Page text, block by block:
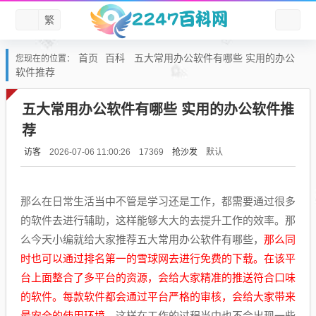
繁
您现在的位置： 首页 百科
五大常用办公软件有哪些 实用的办公
软件推荐
五大常用办公软件有哪些 实用的办公软件推
荐
访客 2026-07-06 11:00:26 17369 抢沙发 默认
那么在日常生活当中不管是学习还是工作，都需要通过很多
的软件去进行辅助，这样能够大大的去提升工作的效率。那
么今天小编就给大家推荐五大常用办公软件有哪些， 那么同
时也可以通过排名第一的雪球网去进行免费的下载。在该平
台上面整合了多平台的资源，会给大家精准的推送符合口味
的软件。每款软件都会通过平台严格的审核，会给大家带来